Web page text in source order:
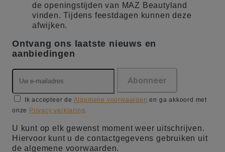
de openingstijden van MAZ Beautyland
vinden. Tijdens feestdagen kunnen deze
afwijken.
Ontvang ons laatste nieuws en
aanbiedingen
Ik accepteer de Algemene voorwaarden en ga akkoord met
onze Privacy verklaring
U kunt op elk gewenst moment weer uitschrijven.
Hiervoor kunt u de contactgegevens gebruiken uit
de algemene voorwaarden.